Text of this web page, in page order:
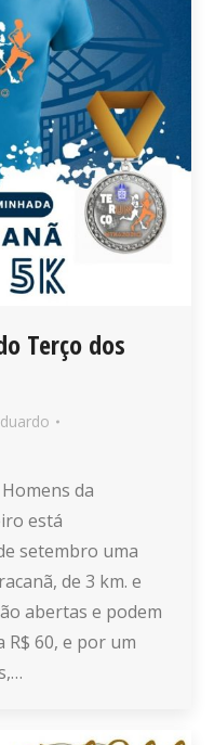
Terço dos
da
está
setembro uma
de 3 km. e
abertas e podem
60, e por um